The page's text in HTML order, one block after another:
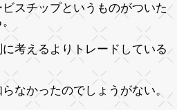
スチップというものがついた
考えるよりトレードしている
なかったのでしょうがない。